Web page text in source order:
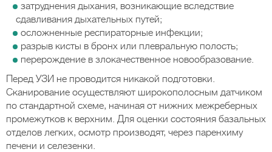
затруднения дыхания, возникающие вследствие
сдавливания дыхательных путей;
осложненные респираторные инфекции;
разрыв кисты в бронх или плевральную полость;
перерождение в злокачественное новообразование.
Перед УЗИ не проводится никакой подготовки.
Сканирование осуществляют широкополосным датчиком
по стандартной схеме, начиная от нижних межреберных
промежутков к верхним. Для оценки состояния базальных
отделов легких, осмотр производят, через паренхиму
печени и селезенки.